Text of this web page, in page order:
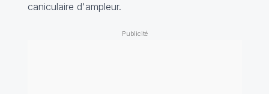
caniculaire d'ampleur.